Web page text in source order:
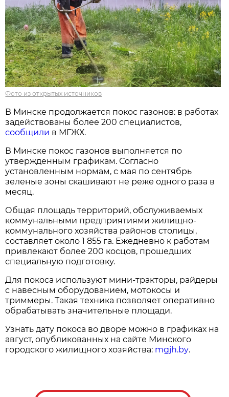
Фото из открытых источников
В Минске продолжается покос газонов: в работах
задействованы более 200 специалистов,
сообщили в МГЖХ.
В Минске покос газонов выполняется по
утвержденным графикам. Согласно
установленным нормам, с мая по сентябрь
зеленые зоны скашивают не реже одного раза в
месяц.
Общая площадь территорий, обслуживаемых
коммунальными предприятиями жилищно-
коммунального хозяйства районов столицы,
составляет около 1 855 га. Ежедневно к работам
привлекают более 200 косцов, прошедших
специальную подготовку.
Для покоса используют мини-тракторы, райдеры
с навесным оборудованием, мотокосы и
триммеры. Такая техника позволяет оперативно
обрабатывать значительные площади.
Узнать дату покоса во дворе можно в графиках на
август, опубликованных на сайте Минского
городского жилищного хозяйства: mgjh.by.